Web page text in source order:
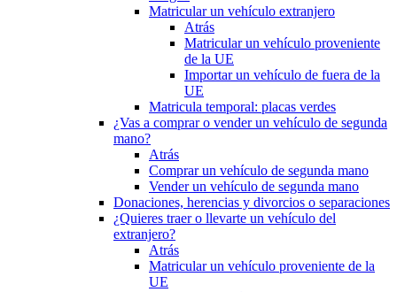
Matricular un vehículo extranjero
Atrás
Matricular un vehículo proveniente
de la UE
Importar un vehículo de fuera de la
UE
Matricula temporal: placas verdes
¿Vas a comprar o vender un vehículo de segunda
mano?
Atrás
Comprar un vehículo de segunda mano
Vender un vehículo de segunda mano
Donaciones, herencias y divorcios o separaciones
¿Quieres traer o llevarte un vehículo del
extranjero?
Atrás
Matricular un vehículo proveniente de la
UE